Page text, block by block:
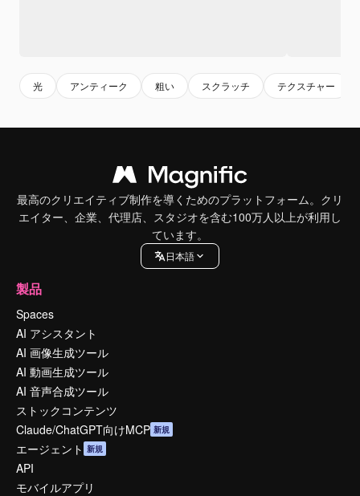
光 アンティーク 粗い スクラッチ テクスチャー
最高のクリエイティブ制作を導くためのプラットフォーム。クリ
エイター、企業、代理店、スタジオを含む100万人以上が利用し
ています。
日本語
製品
Spaces
AI アシスタント
AI 画像生成ツール
AI 動画生成ツール
AI 音声合成ツール
ストックコンテンツ
Claude/ChatGPT向けMCP 新規
エージェント 新規
API
モバイルアプリ